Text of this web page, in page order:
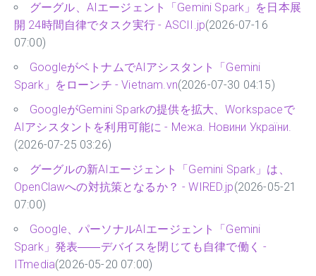
グーグル、AIエージェント「Gemini Spark」を日本展
開 24時間自律でタスク実行 - ASCII.jp(2026-07-16
07:00)
GoogleがベトナムでAIアシスタント「Gemini
Spark」をローンチ - Vietnam.vn(2026-07-30 04:15)
GoogleがGemini Sparkの提供を拡大、Workspaceで
AIアシスタントを利用可能に - Межа. Новини України.
(2026-07-25 03:26)
グーグルの新AIエージェント「Gemini Spark」は、
OpenClawへの対抗策となるか？ - WIRED.jp(2026-05-21
07:00)
Google、パーソナルAIエージェント「Gemini
Spark」発表――デバイスを閉じても自律で働く -
ITmedia(2026-05-20 07:00)